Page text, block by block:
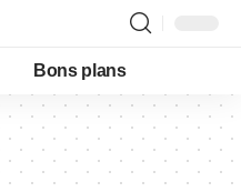
Bons plans